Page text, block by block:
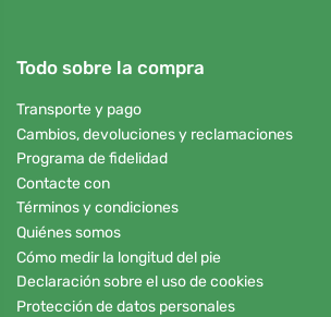
Todo sobre la compra
Transporte y pago
Cambios, devoluciones y reclamaciones
Programa de fidelidad
Contacte con
Términos y condiciones
Quiénes somos
Cómo medir la longitud del pie
Declaración sobre el uso de cookies
Protección de datos personales